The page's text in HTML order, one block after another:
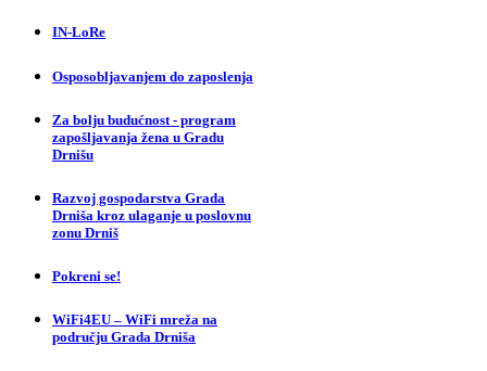
IN-LoRe
Osposobljavanjem do zaposlenja
Za bolju budućnost - program
zapošljavanja žena u Gradu
Drnišu
Razvoj gospodarstva Grada
Drniša kroz ulaganje u poslovnu
zonu Drniš
Pokreni se!
WiFi4EU – WiFi mreža na
području Grada Drniša